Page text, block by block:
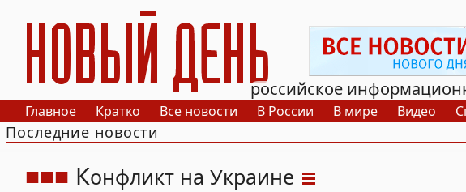
РИА Новый День
российское
Главное Кратко Все новости В России В мире Видео
Последние новости
Конфликт на Украине